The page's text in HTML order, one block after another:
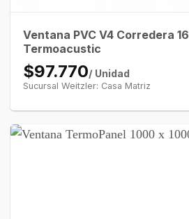
Ventana PVC V4 Corredera
Termoacustic
$97.770/ Unidad
Sucursal Weitzler: Casa Matriz